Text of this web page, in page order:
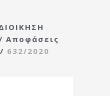
Αποφάσεις
/ 632/2020